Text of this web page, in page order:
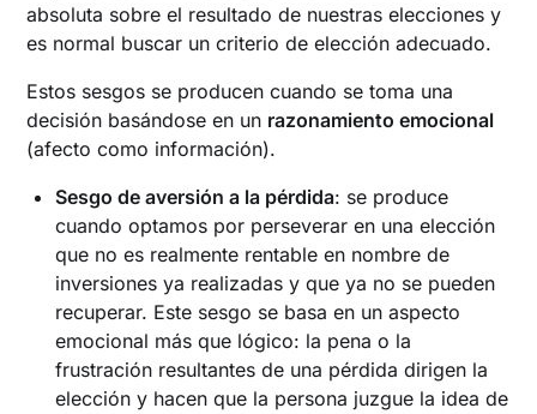
absoluta sobre el resultado de nuestras elecciones y
es normal buscar un criterio de elección adecuado.
Estos sesgos se producen cuando se toma una
decisión basándose en un razonamiento emocional
(afecto como información).
Sesgo de aversión a la pérdida: se produce
cuando optamos por perseverar en una elección
que no es realmente rentable en nombre de
inversiones ya realizadas y que ya no se pueden
recuperar. Este sesgo se basa en un aspecto
emocional más que lógico: la pena o la
frustración resultantes de una pérdida dirigen la
elección y hacen que la persona juzgue la idea de